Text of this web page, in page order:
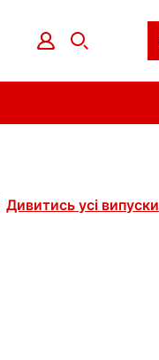
Дивитись усі випуски